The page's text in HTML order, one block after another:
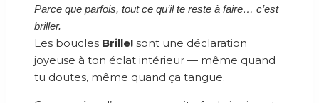
Parce que parfois, tout ce qu’il te reste à faire… c’est
briller.
Les boucles Brille! sont une déclaration
joyeuse à ton éclat intérieur — même quand
tu doutes, même quand ça tangue.